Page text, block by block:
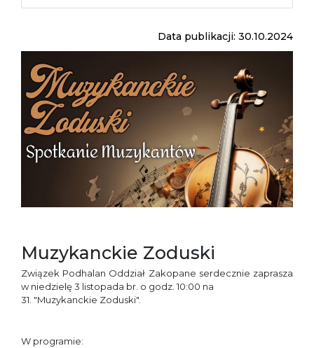
Data publikacji: 30.10.2024
Muzykanckie Zoduski
Związek Podhalan Oddział Zakopane serdecznie zaprasza
w niedzielę 3 listopada br. o godz. 10:00 na
31. "Muzykanckie Zoduski".
W programie: